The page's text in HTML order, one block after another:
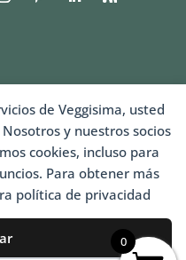
de Veggisima, usted
y nuestros socios
cookies, incluso para
Para obtener más
política de privacidad
0